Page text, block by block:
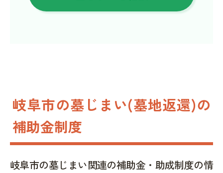
岐阜市の墓じまい(墓地返還)の
補助金制度
岐阜市の墓じまい関連の補助金・助成制度の情